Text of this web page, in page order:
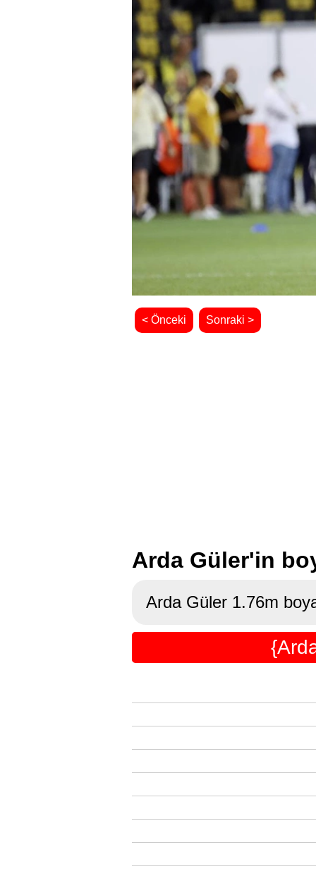
< Önceki Sonraki >
Arda Güler'in
Arda Güler 1.76m